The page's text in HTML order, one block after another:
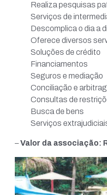
Realiza pesquisas
Serviços de
Descomplica o dia a
Oferece diversos
Soluções de crédito
Financiamentos
Seguros e mediação
Conciliação e
Consultas de
Busca de bens
Serviços
–Valor da associação: